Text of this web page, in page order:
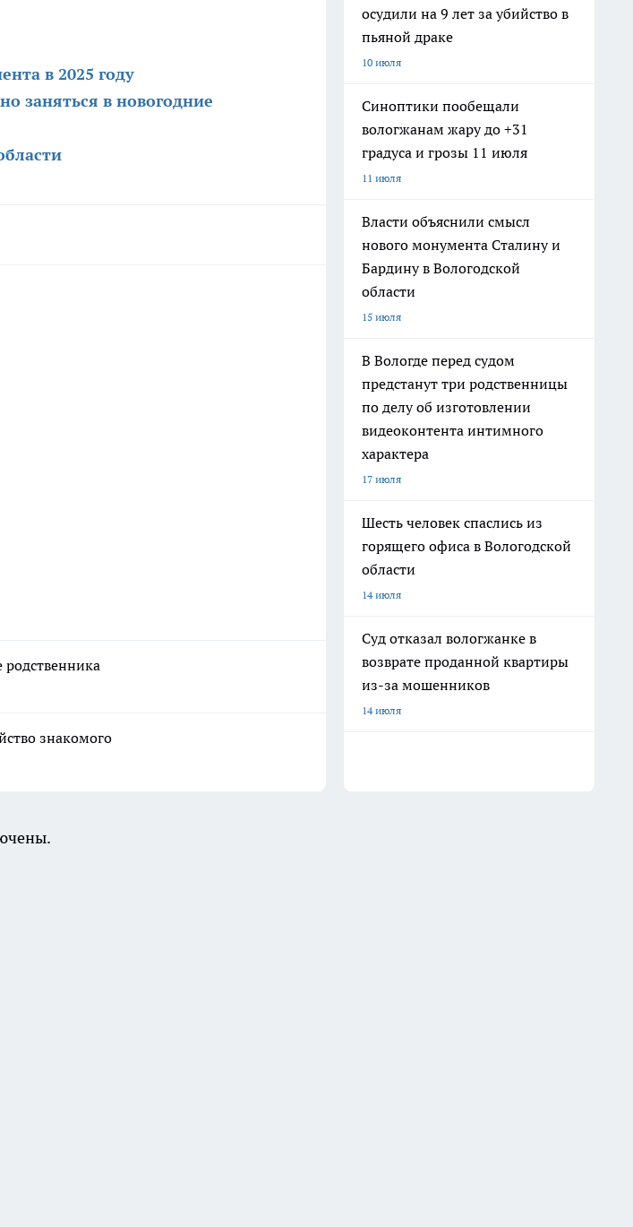
в 2025 году
заняться в новогодние
знакомого
осудили на 9 лет за убийство в
пьяной драке
10 июля
Синоптики пообещали
вологжанам жару до +31
градуса и грозы 11 июля
11 июля
Власти объяснили смысл
нового монумента Сталину и
Бардину в Вологодской
области
15 июля
В Вологде перед судом
предстанут три родственницы
по делу об изготовлении
видеоконтента интимного
характера
17 июля
Шесть человек спаслись из
горящего офиса в Вологодской
области
14 июля
Суд отказал вологжанке в
возврате проданной квартиры
из-за мошенников
14 июля